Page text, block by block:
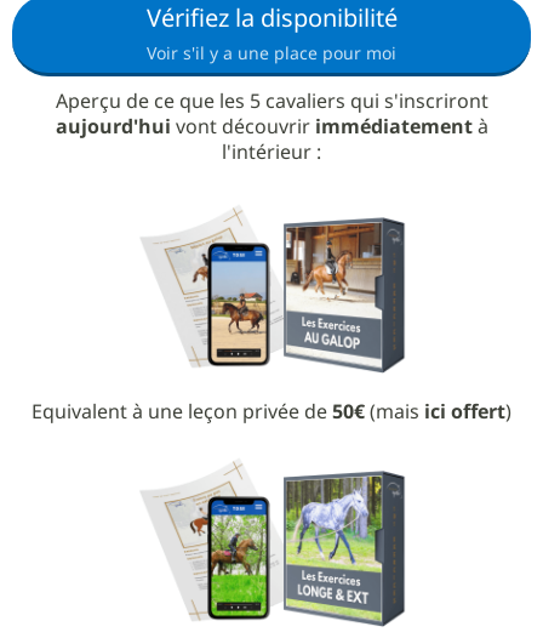
Vérifiez la disponibilité
Voir s'il y a une place pour moi
Aperçu de ce que les 5 cavaliers qui s'inscriront
aujourd'hui vont découvrir immédiatementà
l'intérieur :
Equivalent à une leçon privée de50€(mais ici offert)